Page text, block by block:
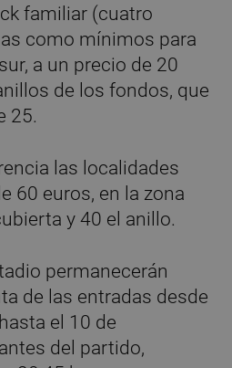
familiar (cuatro
como mínimos para
a un precio de 20
de los fondos, que
25.
las localidades
60 euros, en la zona
y 40 el anillo.
permanecerán
de las entradas desde
el 10 de
del partido,